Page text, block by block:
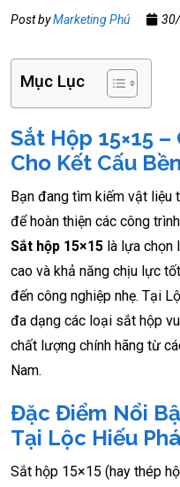
Post byMarketing Phú
Mục Lục
Sắt Hộp 15×15
Cho Kết Cấu
Bạn đang tìm kiếm vật liệu
để hoàn thiện các công
Sắt hộp 15×15 là lựa chọn
cao và khả năng chịu lực
đến công nghiệp nhẹ. Tại
đa dạng các loại sắt hộp
chất lượng chính hãng từ
Nam.
Đặc Điểm Nổi
Tại Lộc Hiếu
Sắt hộp 15×15 (hay thép